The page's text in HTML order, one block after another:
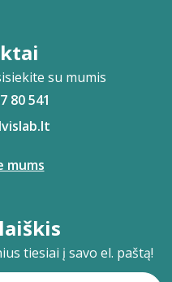
su mumis
80 541
mums
tiesiai į savo el. paštą!